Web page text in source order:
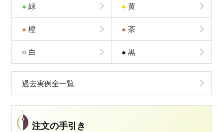
● 緑 ● 黄
● 橙 ● 茶
○ 白 ● 黒
過去実例全一覧
注文の手引き